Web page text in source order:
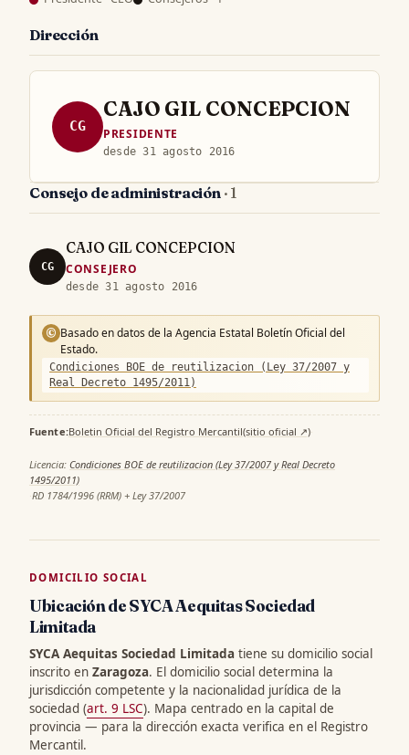
Dirección
CG
CAJO GIL CONCEPCION
PRESIDENTE
desde 31 agosto 2016
Consejo de administración · 1
CG
CAJO GIL CONCEPCION
CONSEJERO
desde 31 agosto 2016
© Basado en datos de la Agencia Estatal Boletín Oficial del
Estado.
Condiciones BOE de reutilizacion (Ley 37/2007 y
Real Decreto 1495/2011)
Fuente:Boletin Oficial del Registro Mercantil(sitio oficial ↗)·
Licencia: Condiciones BOE de reutilizacion (Ley 37/2007 y Real Decreto
1495/2011)
·RD 1784/1996 (RRM) + Ley 37/2007
DOMICILIO SOCIAL
Ubicación de SYCA Aequitas Sociedad
Limitada
SYCA Aequitas Sociedad Limitada tiene su domicilio social
inscrito en Zaragoza. El domicilio social determina la
jurisdicción competente y la nacionalidad jurídica de la
sociedad (art. 9 LSC). Mapa centrado en la capital de
provincia — para la dirección exacta verifica en el Registro
Mercantil.